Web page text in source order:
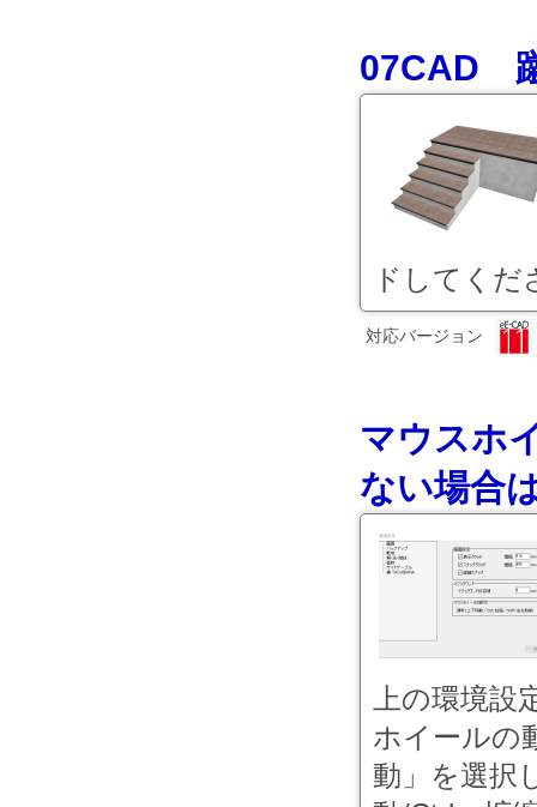
07CAD
ドしてくだ
対応バージョン
マウスホ
ない場合
上の環境
ホイールの
動」を選択